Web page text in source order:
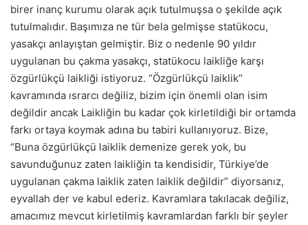
birer inanç kurumu olarak açık tutulmuşsa o şekilde açık
tutulmalıdır. Başımıza ne tür bela gelmişse statükocu,
yasakçı anlayıştan gelmiştir. Biz o nedenle 90 yıldır
uygulanan bu çakma yasakçı, statükocu laikliğe karşı
özgürlükçü laikliği istiyoruz. “Özgürlükçü laiklik”
kavramında ısrarcı değiliz, bizim için önemli olan isim
değildir ancak Laikliğin bu kadar çok kirletildiği bir ortamda
farkı ortaya koymak adına bu tabiri kullanıyoruz. Bize,
“Buna özgürlükçü laiklik demenize gerek yok, bu
savunduğunuz zaten laikliğin ta kendisidir, Türkiye’de
uygulanan çakma laiklik zaten laiklik değildir” diyorsanız,
eyvallah der ve kabul ederiz. Kavramlara takılacak değiliz,
amacımız mevcut kirletilmiş kavramlardan farklı bir şeyler